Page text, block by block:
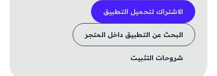
الاشتراك لتحميل التطبيق
البحث عن التطبيق داخل المتجر
شروحات التثبيت